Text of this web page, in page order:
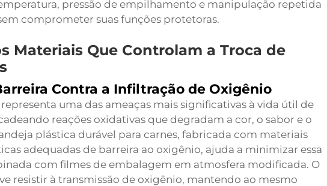
pressão de empilhamento e manipulação repetida
comprometer suas funções protetoras.
Materiais Que Controlam a Troca de
Contra a Infiltração de Oxigênio
uma das ameaças mais significativas à vida útil de
reações oxidativas que degradam a cor, o sabor e o
plástica durável para carnes, fabricada com materiais
adequadas de barreira ao oxigênio, ajuda a minimizar essa
com filmes de embalagem em atmosfera modificada. O
resistir à transmissão de oxigênio, mantendo ao mesmo